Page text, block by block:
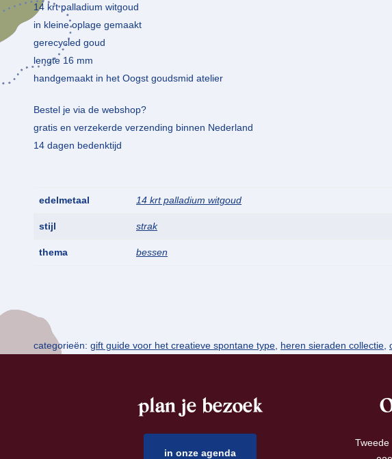
14 krt palladium witgoud
in kleine oplage gemaakt
gerecycled goud
lengte 16 mm
handgemaakt in het Oogst goudsmid atelier
Bestel je via de webshop?
gratis en verzekerde verzending binnen Nederland
14 dagen bedenktijd
edelmetaal 14 krt palladium witgoud
stijl strak
thema bessen
categorieën: gift guide voor het creatieve spontane type heren sieraden collectie
plan je bezoek
in onze agenda